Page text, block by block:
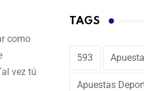
como
vez tú
TAGS
593
Apuestas